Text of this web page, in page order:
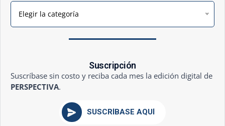
Elegir la categoría
Suscripción
Suscríbase sin costo y reciba cada mes la edición digital de
PERSPECTIVA.
SUSCRÍBASE AQUÍ